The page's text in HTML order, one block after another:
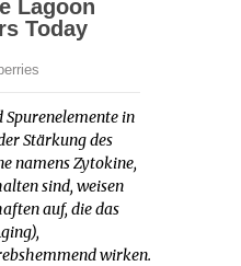
in
Stärkung des
namens Zytokine,
sind, weisen
auf, die das
wirken.